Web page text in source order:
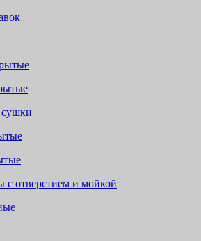
отверстием и мойкой